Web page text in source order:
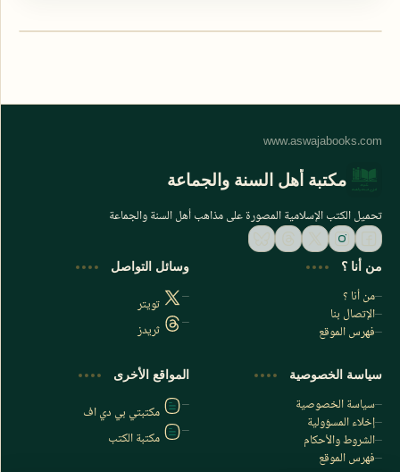
اشترك الآن
اشترك في قناتنا على تليجرام
مكتبة أهل السنة والجماعة
تحميل الكتب الإسلامية المصورة على مذاهب أهل السنة والجماعة
من أنا ؟
من أنا ؟
الإتصال بنا
فهرس الموقع
وسائل التواصل
تويتر
ثريدز
سياسة الخصوصية
سياسة الخصوصية
إخلاء المسؤولية
الشروط والأحكام
فهرس الموقع
المواقع الأخرى
مكتبتي بي دي اف
مكتبة الكتب